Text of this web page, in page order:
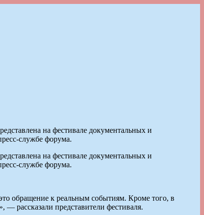
на фестивале документальных и
службе форума.
на фестивале документальных и
службе форума.
обращение к реальным событиям. Кроме того, в
рассказали представители фестиваля.